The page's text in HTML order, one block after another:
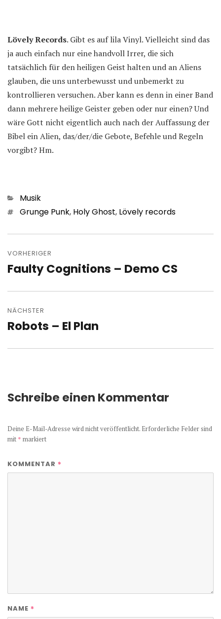
Lövely Records. Gibt es auf lila Vinyl. Vielleicht sind das
ja auch einfach nur eine handvoll Irrer, die sich
tatsächlich für den heiligen Geist halten und an Aliens
glauben, die uns unterbewusst und unbemerkt zu
kontrollieren versuchen. Aber kann es denn in einer Band
dann mehrere heilige Geister geben oder nur einen? Und
wäre Gott nicht eigentlich auch nach der Auffassung der
Bibel ein Alien, das/der/die Gebote, Befehle und Regeln
vorgibt? Hm.
Kategorien
Musik
Schlagwörter
Grunge Punk, Holy Ghost, Lövely records
VORHERIGER
Vorheriger
Faulty Cognitions – Demo CS
NÄCHSTER
Nächster
Robots – El Plan
Schreibe einen Kommentar
Deine E-Mail-Adresse wird nicht veröffentlicht. Erforderliche Felder sind
mit * markiert
KOMMENTAR *
NAME *